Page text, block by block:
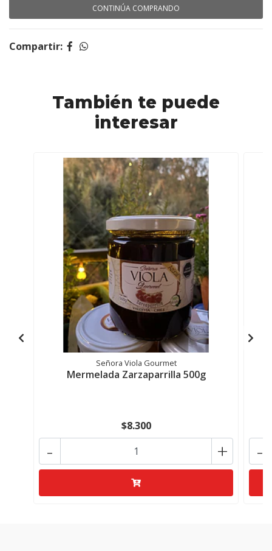
CONTINÚA COMPRANDO
Compartir:
También te puede
interesar
Señora Viola Gourmet
Mermelada Zarzaparrilla 500g
$8.300
+
- -